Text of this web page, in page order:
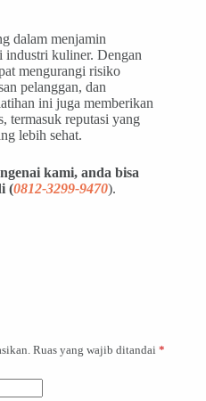
dalam menjamin
industri kuliner. Dengan
mengurangi risiko
pelanggan, dan
ini juga memberikan
termasuk reputasi yang
lebih sehat.
kami, anda bisa
(0812-3299-9470).
Ruas yang wajib ditandai *